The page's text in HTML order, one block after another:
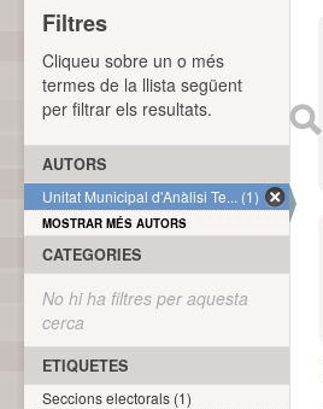
Filtres
Cliqueu sobre un o més
termes de la llista següent
per filtrar els resultats.
AUTORS
Unitat Municipal d'Anàlisi Te... (1)
MOSTRAR MÉS AUTORS
CATEGORIES
No hi ha filtres per aquesta
cerca
ETIQUETES
Seccions electorals (1)